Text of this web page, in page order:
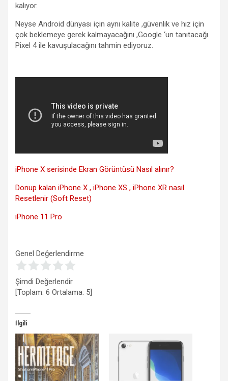
kalıyor.
Neyse Android dünyası için aynı kalite ,güvenlik ve hız için
çok beklemeye gerek kalmayacağını ,Google ‘un tanıtacağı
Pixel 4 ile kavuşulacağını tahmin ediyoruz.
iPhone X serisinde Ekran Görüntüsü Nasıl alınır?
Donup kalan iPhone X , iPhone XS , iPhone XR nasıl
Resetlenir (Soft Reset)
iPhone 11 Pro
Genel Değerlendirme
Şimdi Değerlendir
[Toplam: 6 Ortalama: 5]
İlgili